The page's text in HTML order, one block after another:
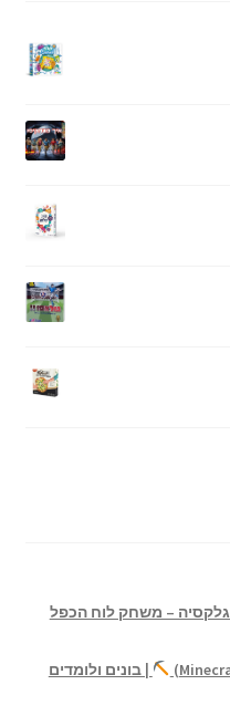
– משחק לוח הכפל
| בונים ולומדים